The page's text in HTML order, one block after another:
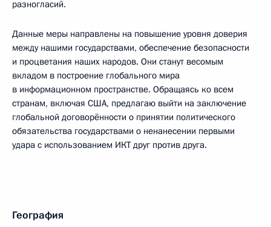
разногласий.
Данные меры направлены на повышение уровня доверия
между нашими государствами, обеспечение безопасности
и процветания наших народов. Они станут весомым
вкладом в построение глобального мира
в информационном пространстве. Обращаясь ко всем
странам, включая США, предлагаю выйти на заключение
глобальной договорённости о принятии политического
обязательства государствами о ненанесении первыми
удара с использованием ИКТ друг против друга.
География